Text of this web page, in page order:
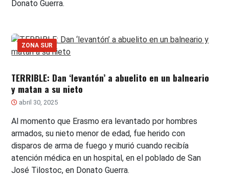
Donato Guerra.
ZONA SUR
TERRIBLE: Dan ‘levantón’ a abuelito en un balneario
y matan a su nieto
abril 30, 2025
Al momento que Erasmo era levantado por hombres
armados, su nieto menor de edad, fue herido con
disparos de arma de fuego y murió cuando recibía
atención médica en un hospital, en el poblado de San
José Tilostoc, en Donato Guerra.